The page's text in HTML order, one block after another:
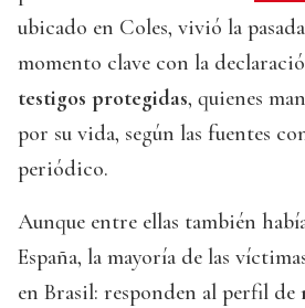
ubicado en Coles, vivió la
momento clave con la
testigos protegidas, quienes
por su vida, según las fuentes
periódico.
Aunque entre ellas también
España, la mayoría de las
en Brasil: responden al perfil de